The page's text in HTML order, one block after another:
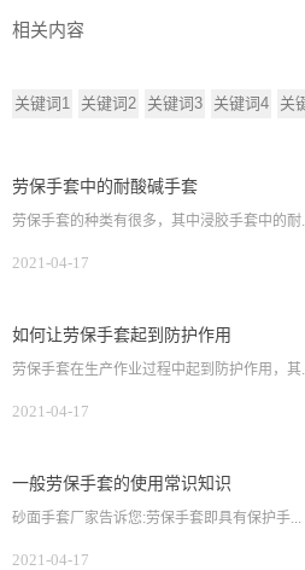
相关内容
关键词1 关键词2 关键词3 关键词4 关
劳保手套中的耐酸碱手套
劳保手套的种类有很多，其中浸胶手套中的耐
2021-04-17
如何让劳保手套起到防护作用
劳保手套在生产作业过程中起到防护作用，其
2021-04-17
一般劳保手套的使用常识知识
砂面手套厂家告诉您:劳保手套即具有保护手...
2021-04-17